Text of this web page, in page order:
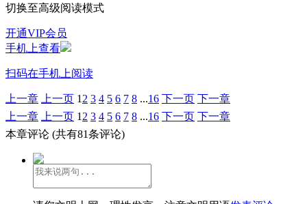
切换至高级阅读模式
开通VIP会员
手机上查看
扫码在手机上阅读
上一章 上一页 1 2 3 4 5 6 7 8 ...16 下一页 下一章
上一章
上一页 1 2 3 4 5 6 7 8 ...16 下一页 下一章
本章评论 (共有81条评论)